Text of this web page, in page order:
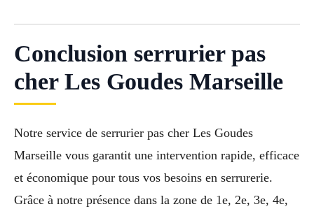
Conclusion serrurier pas
cher Les Goudes Marseille
Notre service de serrurier pas cher Les Goudes
Marseille vous garantit une intervention rapide, efficace
et économique pour tous vos besoins en serrurerie.
Grâce à notre présence dans la zone de 1e, 2e, 3e, 4e,